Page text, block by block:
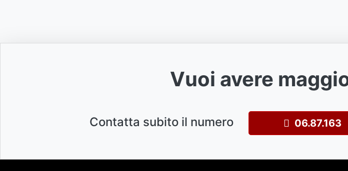
Vuoi avere
Contatta subito il numero 06.87.163